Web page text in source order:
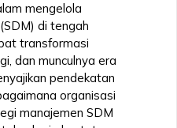
mengelola
di tengah
transformasi
dan munculnya era
pendekatan
organisasi
manajemen SDM